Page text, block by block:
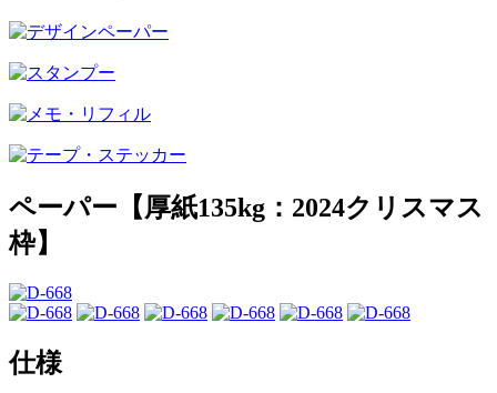
ペーパー【厚紙135kg：2024クリスマス
枠】
仕様